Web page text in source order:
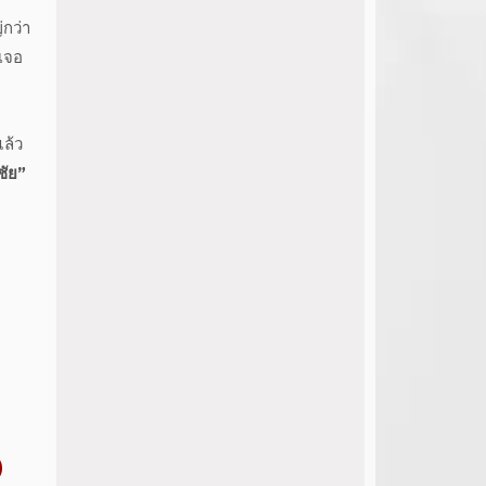
ว่า
อ
ว
ย”